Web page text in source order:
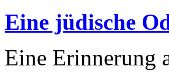
Eine jüdische
Eine Erinnerung